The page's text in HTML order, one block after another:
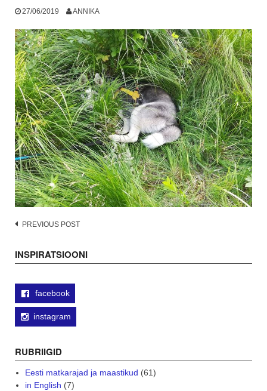
27/06/2019 ANNIKA
Post
PREVIOUS POST
INSPIRATSIOONI
facebook
instagram
RUBRIIGID
Eesti matkarajad ja maastikud (61)
in English (7)